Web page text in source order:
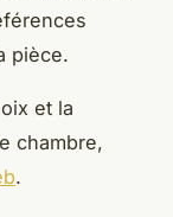
pièce.
et la
chambre,
.